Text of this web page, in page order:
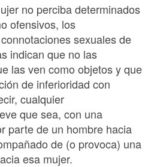
no perciba determinados
ofensivos, los
sexuales de
indican que no las
las ven como objetos y que
de inferioridad con
cualquier
que sea, con una
parte de un hombre hacia
de (o provoca) una
esa mujer.